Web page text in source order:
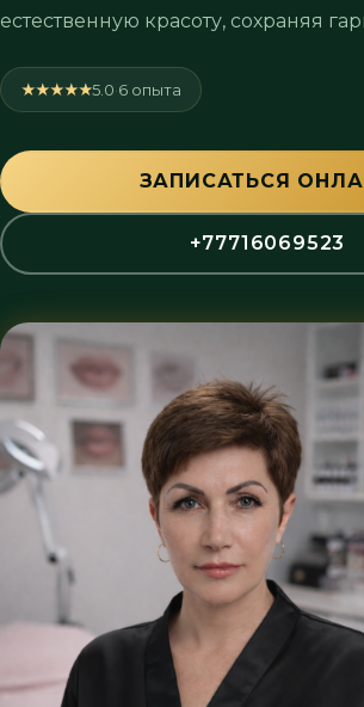
естественную красоту, сохраняя
★★★★★5.0·6 опыта
ЗАПИСАТЬСЯ
+77716069523